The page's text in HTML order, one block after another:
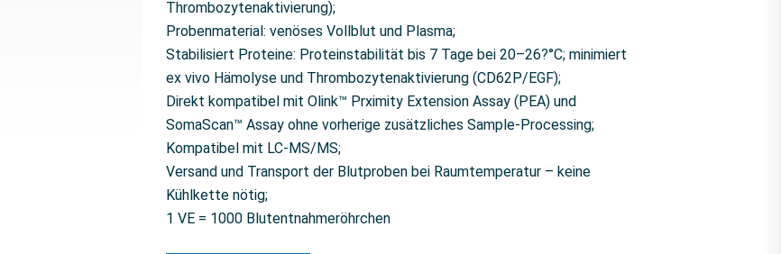
Thrombozytenaktivierung);
Probenmaterial: venöses Vollblut und Plasma;
Stabilisiert Proteine: Proteinstabilität bis 7 Tage bei 20–26?°C; minimiert
ex vivo Hämolyse und Thrombozytenaktivierung (CD62P/EGF);
Direkt kompatibel mit Olink™ Prximity Extension Assay (PEA) und
SomaScan™ Assay ohne vorherige zusätzliches Sample-Processing;
Kompatibel mit LC-MS/MS;
Versand und Transport der Blutproben bei Raumtemperatur – keine
Kühlkette nötig;
1 VE = 1000 Blutentnahmeröhrchen